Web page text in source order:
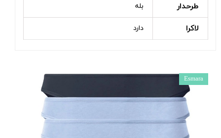
طرحدار بله
لاکرا دارد
Esmara